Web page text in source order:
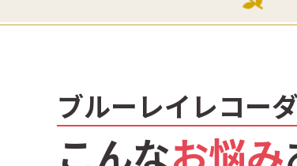
ブルーレイレコー
こんなお悩み